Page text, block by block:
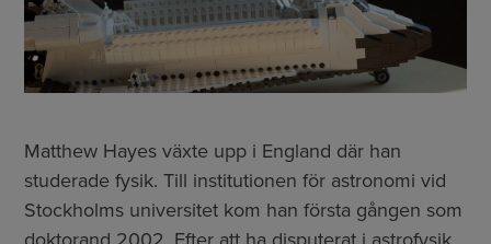
Matthew Hayes växte upp i England där han
studerade fysik. Till institutionen för astronomi vid
Stockholms universitet kom han första gången som